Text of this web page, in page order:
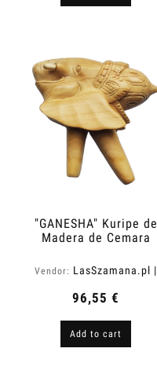
"GANESHA" Kuripe de
Madera de Cemara
Vendor: LasSzamana.pl |
96,55 €
Add to cart